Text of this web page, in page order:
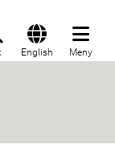
English Meny